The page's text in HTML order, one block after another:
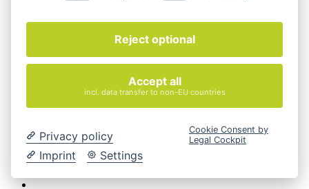
FAQ
Versandarten
AGB
Impressum
© 2026 Quadro Office Nord - Ihr Büroeinrichter
Reject optional
Accept all
incl. data transfer to non-EU countries
Privacy policy
Imprint
Settings
Cookie Consent by
Legal Cockpit